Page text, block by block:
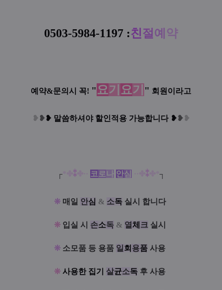
피
스
디
0503-5984-1197 :친절 예 약
예약&문의시 꼭! "요기 요기 " 회원이라고
❥ ❥❥ 말씀하셔야 할인적용 가능합니다 ❥❥ ❥
┌ ⁑ 코 로 나 안심 ⁑ ┐
❊매일 안심 & 소독실시 합니다!
❊입실 시 손소독& 열체 크 실시
❊ 소모품 등 용품 일 회 용품 사용
❊ 사용한 집기 살균소독 후 사용